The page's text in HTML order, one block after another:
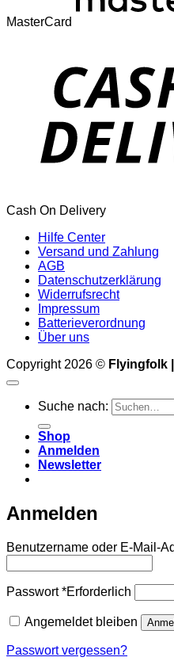
MasterCard
Cash On Delivery
Hilfe Center
Versand und Zahlung
AGB
Datenschutzerklärung
Widerrufsrecht
Impressum
Batterieverordnung
Über uns
Copyright 2026 © Flyingfolk
Suche nach:
Shop
Anmelden
Newsletter
Anmelden
Benutzername oder E-Mail-
Passwort*Erforderlich
Angemeldet bleiben
Passwort vergessen?